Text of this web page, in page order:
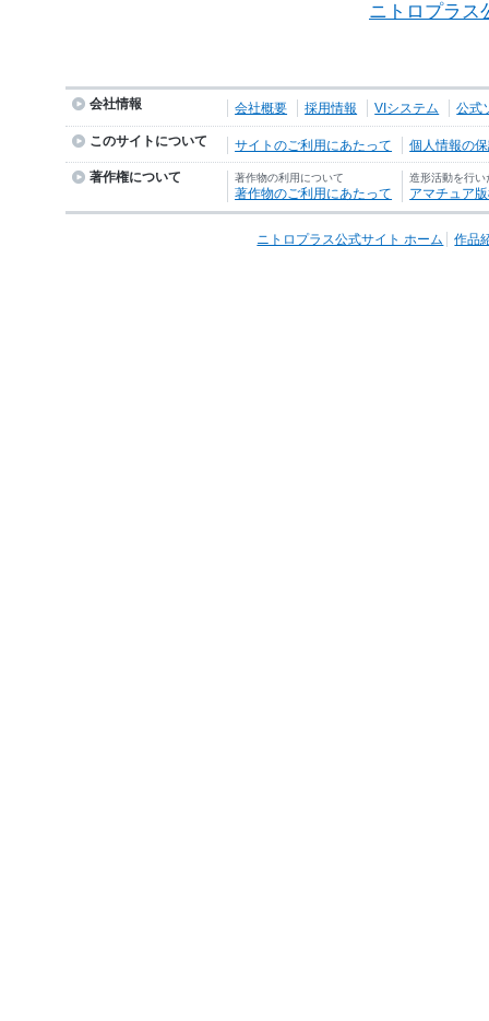
ニトロプラス
会社情報 会社概要 採用情報 VIシステム 公式
このサイトについて サイトのご利用にあたって 個人情報の
著作権について 著作物の利用について
著作物のご利用にあたって
造形活動を行い
アマチュア
ニトロプラス公式サイト ホーム 作品